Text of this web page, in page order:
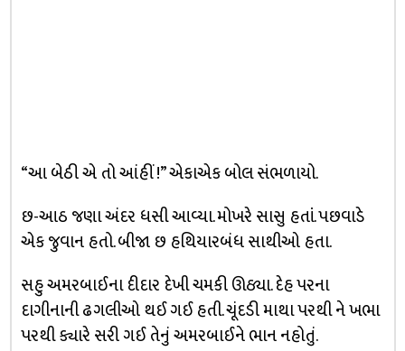
“આ બેઠી એ તો આંહીં !” એકાએક બોલ સંભળાયો.
છ-આઠ જણા અંદર ધસી આવ્યા. મોખરે સાસુ હતાં. પછવાડે
એક જુવાન હતો. બીજા છ હથિયારબંધ સાથીઓ હતા.
સહુ અમરબાઈના દીદાર દેખી ચમકી ઊઠ્યા. દેહ પરના
દાગીનાની ઢગલીઓ થઈ ગઈ હતી. ચૂંદડી માથા પરથી ને ખભા
પરથી ક્યારે સરી ગઈ તેનું અમરબાઈને ભાન નહોતું.